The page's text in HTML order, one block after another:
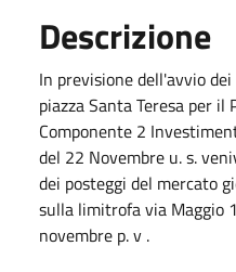
Descrizione
In previsione dell'avvio
piazza Santa Teresa per il
Componente 2
del 22 Novembre u. s.
dei posteggi del mercato
sulla limitrofa via Maggio
novembre p. v .